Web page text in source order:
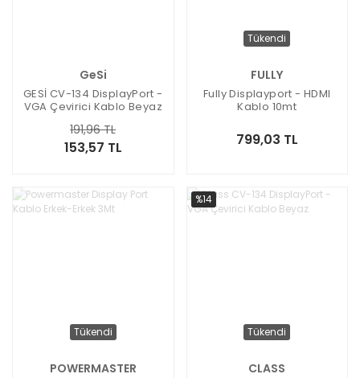
GeSi
GESİ CV-134 DisplayPort -
VGA Çevirici Kablo Beyaz
153,57 TL
191,96 TL
Tükendi
FULLY
Fully Displayport - HDMI
Kablo 10mt
799,03 TL
Tükendi
POWERMASTER
%14
Tükendi
CLASS